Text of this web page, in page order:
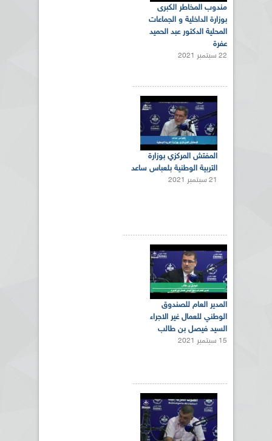
مندوب المخاطر الكبرى
بوزارة الداخلية و الجماعات
المحلية الدكتور عبد الحميد
عفرة
22 سبتمبر 2021
المفتش المركزي بوزارة
التربية الوطنية بلعباس ساعد
21 سبتمبر 2021
المدير العام للصندوق
الوطني للعمال غير الاجراء
السيد فيصل بن طالب
15 سبتمبر 2021